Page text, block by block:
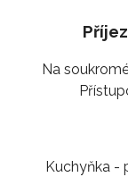
Na
Kuchyňka -